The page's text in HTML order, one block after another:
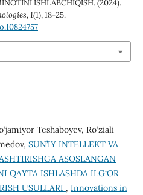
ISHLABCHIQISH. (2024).
,1(1), 18-25.
Teshaboyev, Ro‘ziali
SUN’IY INTELLEKT VA
ASOSLANGAN
QAYTA ISHLASHDA ILG‘OR
USULLARI , Innovations in